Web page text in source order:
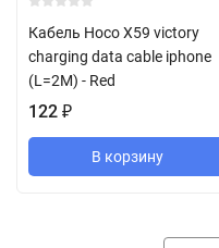
Кабель Hoco X59 victory
charging data cable iphone
(L=2M) - Red
122 ₽
В корзину